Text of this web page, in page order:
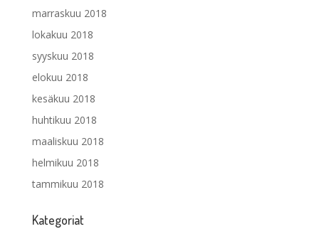
marraskuu 2018
lokakuu 2018
syyskuu 2018
elokuu 2018
kesäkuu 2018
huhtikuu 2018
maaliskuu 2018
helmikuu 2018
tammikuu 2018
Kategoriat